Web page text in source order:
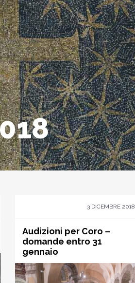
3 DICEMBRE 2018
Audizioni per Coro –
domande entro 31
gennaio